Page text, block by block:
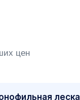
цен
леска